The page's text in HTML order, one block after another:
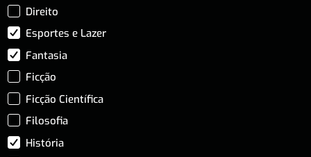
Direito
Esportes e Lazer
Fantasia
Ficção
Ficção Científica
Filosofia
História